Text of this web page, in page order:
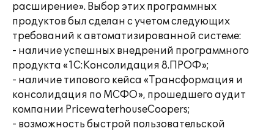
расширение». Выбор этих программных
продуктов был сделан с учетом следующих
требований к автоматизированной системе:
- наличие успешных внедрений программного
продукта «1С:Консолидация 8.ПРОФ»;
- наличие типового кейса «Трансформация и
консолидация по МСФО», прошедшего аудит
компании PricewaterhouseCoopers;
- возможность быстрой пользовательской